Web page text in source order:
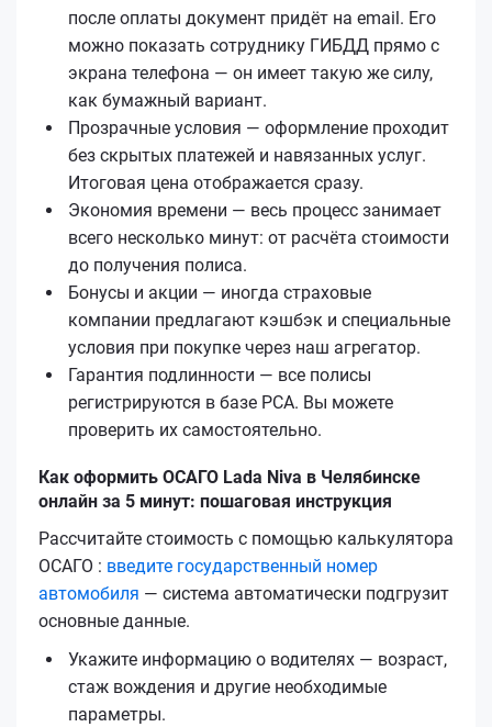
после оплаты документ придёт на email. Его
можно показать сотруднику ГИБДД прямо с
экрана телефона — он имеет такую же силу,
как бумажный вариант.
Прозрачные условия — оформление проходит
без скрытых платежей и навязанных услуг.
Итоговая цена отображается сразу.
Экономия времени — весь процесс занимает
всего несколько минут: от расчёта стоимости
до получения полиса.
Бонусы и акции — иногда страховые
компании предлагают кэшбэк и специальные
условия при покупке через наш агрегатор.
Гарантия подлинности — все полисы
регистрируются в базе РСА. Вы можете
проверить их самостоятельно.
Как оформить ОСАГО Lada Niva в Челябинске
онлайн за 5 минут: пошаговая инструкция
Рассчитайте стоимость с помощью калькулятора
ОСАГО : введите государственный номер
автомобиля — система автоматически подгрузит
основные данные.
Укажите информацию о водителях — возраст,
стаж вождения и другие необходимые
параметры.